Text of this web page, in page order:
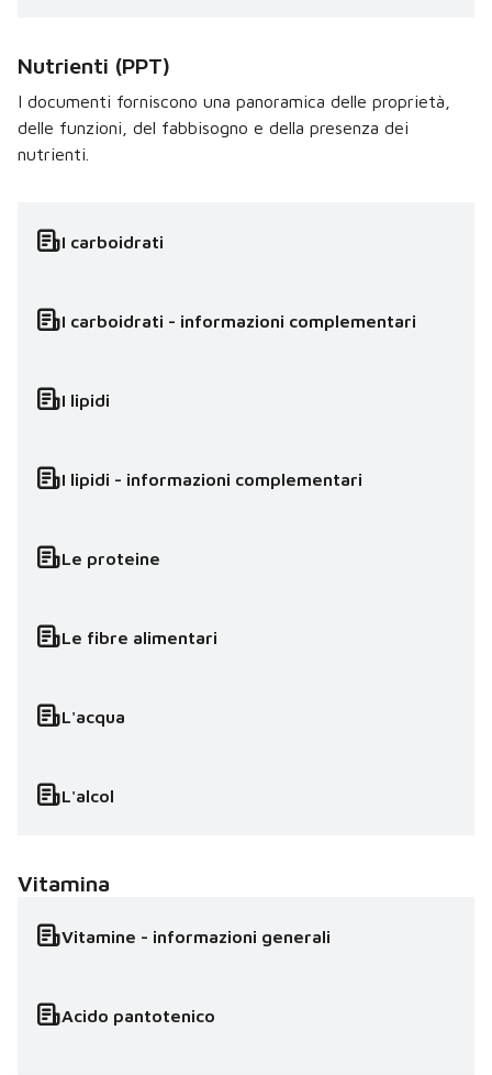
Nutrienti (PPT)
I documenti forniscono una panoramica delle proprietà,
delle funzioni, del fabbisogno e della presenza dei
nutrienti.
I carboidrati
I carboidrati - informazioni complementari
I lipidi
I lipidi - informazioni complementari
Le proteine
Le fibre alimentari
L'acqua
L'alcol
Vitamina
Vitamine - informazioni generali
Acido pantotenico